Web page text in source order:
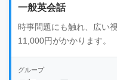
一般英会話
時事問題にも触れ、広い
11,000円がかかります。
グループ